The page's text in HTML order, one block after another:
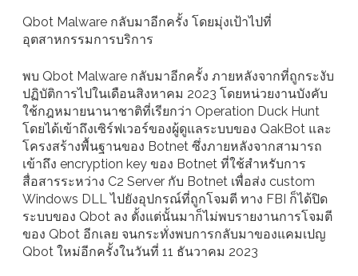
Qbot Malware กลับมาอีกครั้ง โดยมุ่งเป้าไปที่
อุตสาหกรรมการบริการ
พบ Qbot Malware กลับมาอีกครั้ง ภายหลังจากที่ถูกระงับ
ปฏิบัติการไปในเดือนสิงหาคม 2023 โดยหน่วยงานบังคับ
ใช้กฎหมายนานาชาติที่เรียกว่า Operation Duck Hunt
โดยได้เข้าถึงเซิร์ฟเวอร์ของผู้ดูแลระบบของ QakBot และ
โครงสร้างพื้นฐานของ Botnet ซึ่งภายหลังจากสามารถ
เข้าถึง encryption key ของ Botnet ที่ใช้สำหรับการ
สื่อสารระหว่าง C2 Server กับ Botnet เพื่อส่ง custom
Windows DLL ไปยังอุปกรณ์ที่ถูกโจมตี ทาง FBI ก็ได้ปิด
ระบบของ Qbot ลง ตั้งแต่นั้นมาก็ไม่พบรายงานการโจมตี
ของ Qbot อีกเลย จนกระทั่งพบการกลับมาของแคมเปญ
Qbot ใหม่อีกครั้งในวันที่ 11 ธันวาคม 2023